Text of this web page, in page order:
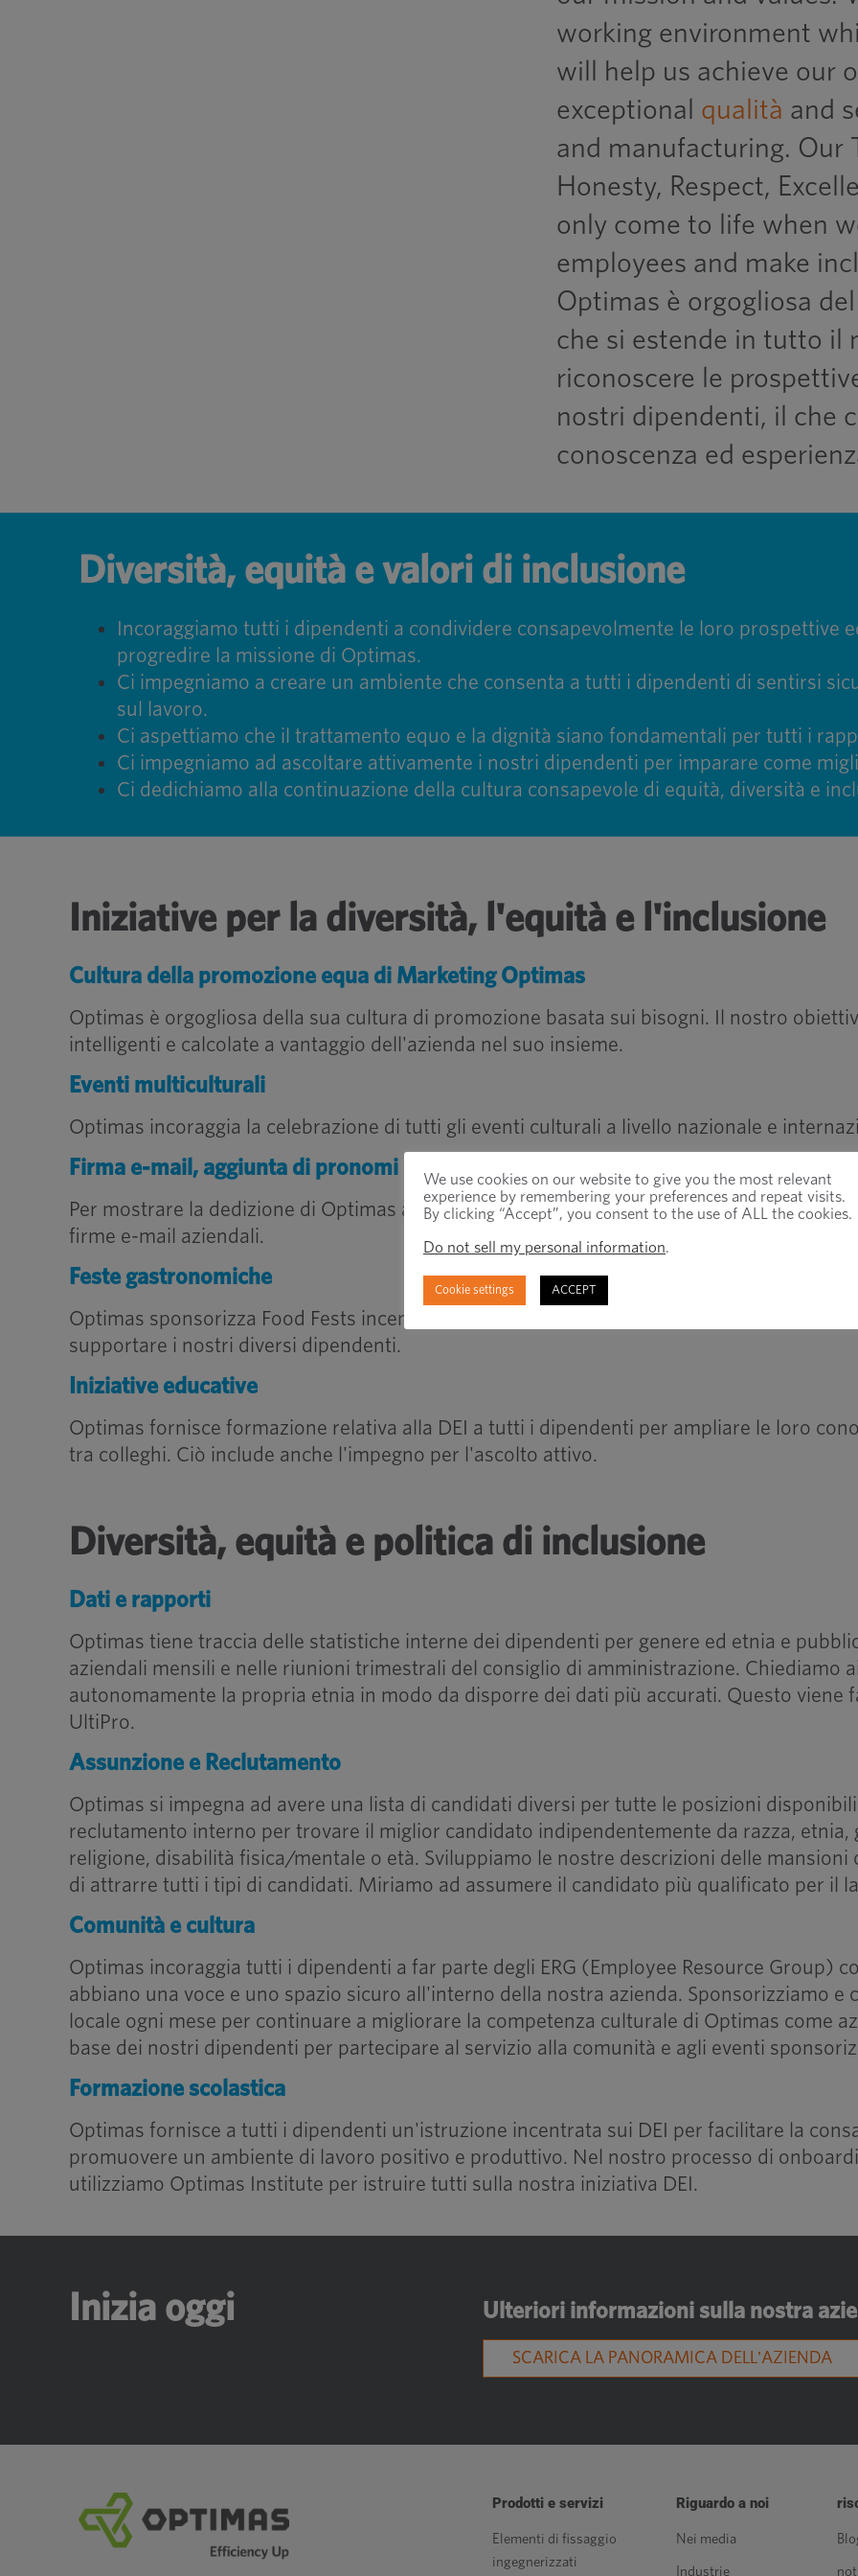
working environment
will help us achieve our
exceptional qualità and
and manufacturing. Our
Honesty, Respect,
only come to life when
employees and make
Optimas è orgogliosa
che si estende in tutto il
riconoscere le
nostri dipendenti, il che
conoscenza ed
Diversità, equità e valori di inclusione
Incoraggiamo tutti i dipendenti a condividere consapevolmente le loro prospettive
progredire la missione di Optimas.
Ci impegniamo a creare un ambiente che consenta a tutti i dipendenti di sentirsi
sul lavoro.
Ci aspettiamo che il trattamento equo e la dignità siano fondamentali per tutti i
Ci impegniamo ad ascoltare attivamente i nostri dipendenti per imparare come
Ci dedichiamo alla continuazione della cultura consapevole di equità, diversità e
Iniziative per la diversità, l'equità e l'inclusione
Cultura della promozione equa di Marketing Optimas
Optimas è orgogliosa della sua cultura di promozione basata sui bisogni. Il nostro
intelligenti e calcolate a vantaggio dell'azienda nel suo insieme.
Eventi multiculturali
Optimas incoraggia la celebrazione di tutti gli eventi culturali a livello nazionale e
Firma e-mail, aggiunta di pronomi
Per mostrare la dedizione di Optimas all'inclusività, invitiamo tutti i nostri dipendenti a
firme e-mail aziendali.
Feste gastronomiche
Optimas sponsorizza Food Fests incentrati sulla messa in luce di vari cibi e tradizioni
supportare i nostri diversi dipendenti.
Iniziative educative
Optimas fornisce formazione relativa alla DEI a tutti i dipendenti per ampliare le loro
tra colleghi. Ciò include anche l'impegno per l'ascolto attivo.
Diversità, equità e politica di inclusione
Dati e rapporti
Optimas tiene traccia delle statistiche interne dei dipendenti per genere ed etnia e
aziendali mensili e nelle riunioni trimestrali del consiglio di amministrazione. Chiediamo
autonomamente la propria etnia in modo da disporre dei dati più accurati. Questo viene
UltiPro.
Assunzione e Reclutamento
Optimas si impegna ad avere una lista di candidati diversi per tutte le posizioni
reclutamento interno per trovare il miglior candidato indipendentemente da razza,
religione, disabilità fisica/mentale o età. Sviluppiamo le nostre descrizioni delle
di attrarre tutti i tipi di candidati. Miriamo ad assumere il candidato più qualificato per il
Comunità e cultura
Optimas incoraggia tutti i dipendenti a far parte degli ERG (Employee Resource Group)
abbiano una voce e uno spazio sicuro all'interno della nostra azienda. Sponsorizziamo
locale ogni mese per continuare a migliorare la competenza culturale di Optimas come
base dei nostri dipendenti per partecipare al servizio alla comunità e agli eventi
Formazione scolastica
Optimas fornisce a tutti i dipendenti un'istruzione incentrata sui DEI per facilitare la
promuovere un ambiente di lavoro positivo e produttivo. Nel nostro processo di
utilizziamo Optimas Institute per istruire tutti sulla nostra iniziativa DEI.
Inizia oggi Ulteriori informazioni sulla nostra
SCARICA LA PANORAMICA DELL'AZIENDA
Prodotti e servizi
Elementi di fissaggio
ingegnerizzati
Riguardo a noi
Nei media
Industrie
We use cookies on our website to give you the most relevant
experience by remembering your preferences and repeat visits.
By clicking “Accept”, you consent to the use of ALL the cookies.
Do not sell my personal information.
Cookie settings ACCEPT